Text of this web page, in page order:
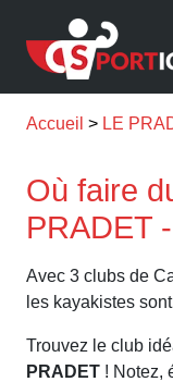
Accueil LE
Où faire
PRADET
Avec 3 clubs de
les kayakistes
Trouvez le club
PRADET ! Notez,